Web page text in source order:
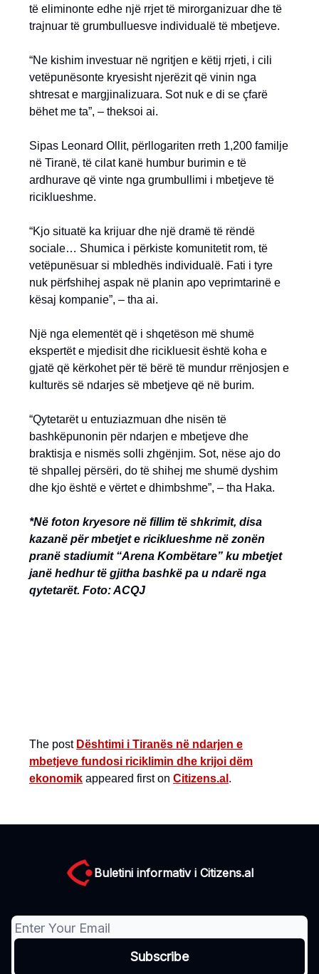
të eliminonte edhe një rrjet të mirorganizuar dhe të
trajnuar të grumbulluesve individualë të mbetjeve.
“Ne kishim investuar në ngritjen e këtij rrjeti, i cili
vetëpunësonte kryesisht njerëzit që vinin nga
shtresat e margjinalizuara. Sot nuk e di se çfarë
bëhet me ta”, – theksoi ai.
Sipas Leonard Ollit, përllogariten rreth 1,200 familje
në Tiranë, të cilat kanë humbur burimin e të
ardhurave që vinte nga grumbullimi i mbetjeve të
riciklueshme.
“Kjo situatë ka krijuar dhe një dramë të rëndë
sociale… Shumica i përkiste komunitetit rom, të
vetëpunësuar si mbledhës individualë. Fati i tyre
nuk përfshihej aspak në planin apo veprimtarinë e
kësaj kompanie”, – tha ai.
Një nga elementët që i shqetëson më shumë
ekspertët e mjedisit dhe ricikluesit është koha e
gjatë që kërkohet për të bërë të mundur rrënjosjen e
kulturës së ndarjes së mbetjeve që në burim.
“Qytetarët u entuziazmuan dhe nisën të
bashkëpunonin për ndarjen e mbetjeve dhe
braktisja e nismës solli zhgënjim. Sot, nëse ajo do
të shpallej përsëri, do të shihej me shumë dyshim
dhe kjo është e vërtet e dhimbshme”, – tha Haka.
*Në foton kryesore në fillim të shkrimit, disa
kazanë për mbetjet e riciklueshme në zonën
pranë stadiumit “Arena Kombëtare” ku mbetjet
janë hedhur të gjitha bashkë pa u ndarë nga
qytetarët. Foto: ACQJ
The post Dështimi i Tiranës në ndarjen e
mbetjeve fundosi riciklimin dhe krijoi dëm
ekonomik appeared first on Citizens.al .
Buletini informativ i Citizens.al